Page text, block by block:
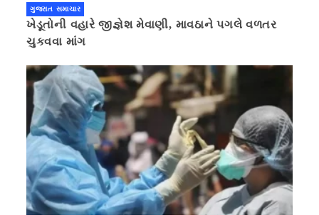
ગુજરાત સમાચાર
ખેડૂતોની વહારે જીજ્ઞેશ મેવાણી, માવઠાને પગલે વળતર
ચુકવવા માંગ